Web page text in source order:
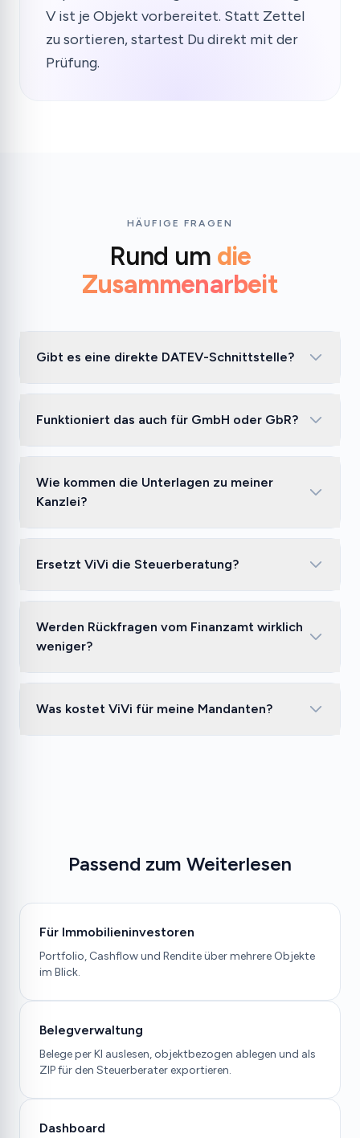
V ist je Objekt vorbereitet. Statt Zettel
zu sortieren, startest Du direkt mit der
Prüfung.
HÄUFIGE FRAGEN
Rund um die
Zusammenarbeit
Gibt es eine direkte DATEV-Schnittstelle?
Funktioniert das auch für GmbH oder GbR?
Wie kommen die Unterlagen zu meiner
Kanzlei?
Ersetzt ViVi die Steuerberatung?
Werden Rückfragen vom Finanzamt wirklich
weniger?
Was kostet ViVi für meine Mandanten?
Passend zum Weiterlesen
Für Immobilieninvestoren
Portfolio, Cashflow und Rendite über mehrere Objekte
im Blick.
Belegverwaltung
Belege per KI auslesen, objektbezogen ablegen und als
ZIP für den Steuerberater exportieren.
Dashboard